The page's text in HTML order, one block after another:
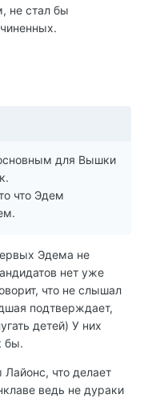
не стал бы
для Вышки
что Эдем
Эдема не
нет уже
что не слышал
подтверждает,
детей) У них
бы.
что делает
ведь не дураки